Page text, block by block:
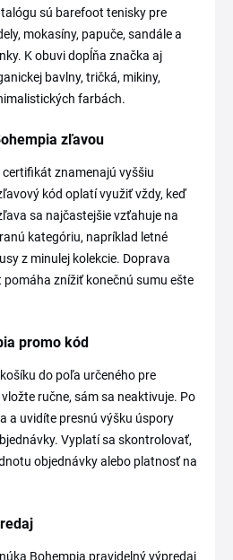
sú barefoot tenisky pre
mokasíny, papuče, sandále a
K obuvi dopĺňa značka aj
bavlny, tričká, mikiny,
farbách.
zľavou
znamenajú vyššiu
kód oplatí využiť vždy, keď
sa najčastejšie vzťahuje na
kategóriu, napríklad letné
z minulej kolekcie. Doprava
znížiť konečnú sumu ešte
promo kód
do poľa určeného pre
ručne, sám sa neaktivuje. Po
a uvidíte presnú výšku úspory
Vyplatí sa skontrolovať,
objednávky alebo platnosť na
Bohempia pravidelný výpredaj